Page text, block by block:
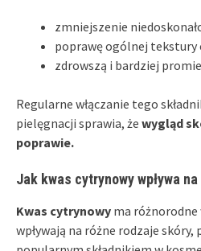
zmniejszenie
poprawę ogólnej tekstury
zdrowszą i bardziej
Regularne włączanie tego
pielęgnacji sprawia, że wygląd
poprawie.
Jak kwas cytrynowy wpływa
Kwas cytrynowy ma różnorodne
wpływają na różne rodzaje skóry,